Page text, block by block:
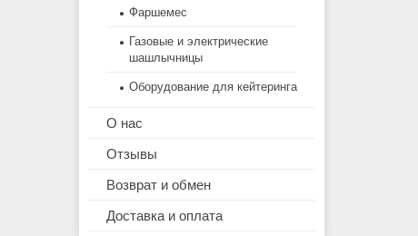
Фаршемес
Газовые и электрические
шашлычницы
Оборудование для кейтеринга
О нас
Отзывы
Возврат и обмен
Доставка и оплата